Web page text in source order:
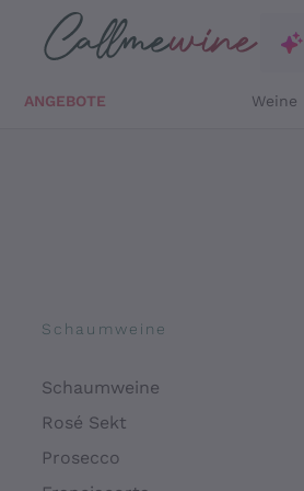
Zum Hauptinhalt springen
ANGEBOTE Weine
Schaumweine
Schaumweine
Rosé Sekt
Prosecco